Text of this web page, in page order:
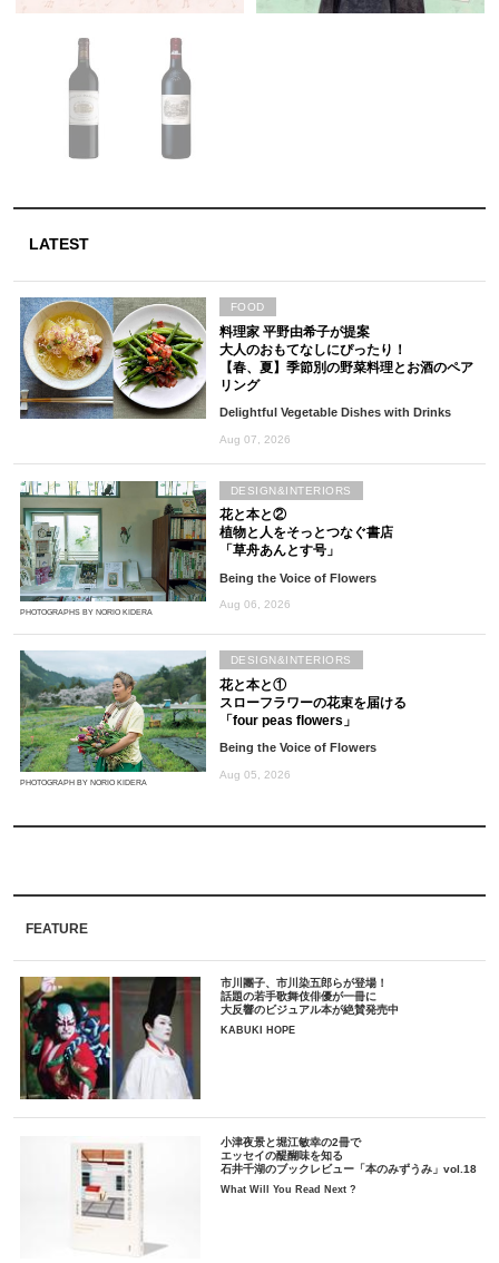
LATEST
料理家 平野由希子が提案
大人のおもてなしにぴったり！
【春、夏】季節別の野菜料理とお酒のペア
リング
Delightful Vegetable Dishes with Drinks
Aug 07, 2026
FOOD
PHOTOGRAPHS BY NORIO KIDERA
花と本と②
植物と人をそっとつなぐ書店
「草舟あんとす号」
Being the Voice of Flowers
Aug 06, 2026
DESIGN&INTERIORS
PHOTOGRAPH BY NORIO KIDERA
花と本と①
スローフラワーの花束を届ける
「four peas flowers」
Being the Voice of Flowers
Aug 05, 2026
DESIGN&INTERIORS
FEATURE
市川團子、市川染五郎らが登場！
話題の若手歌舞伎俳優が一冊に
大反響のビジュアル本が絶賛発売中
KABUKI HOPE
小津夜景と堀江敏幸の2冊で
エッセイの醍醐味を知る
石井千湖のブックレビュー「本のみずうみ」vol.18
What Will You Read Next ?